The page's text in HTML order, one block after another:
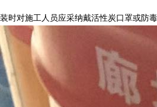
装时对施工人员应采纳戴活性炭口罩或防